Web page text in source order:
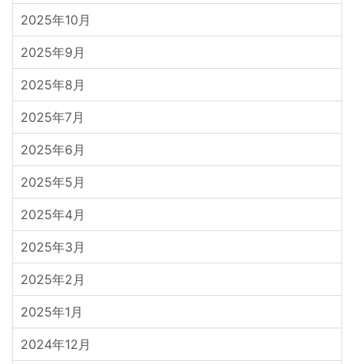
2025年10月
2025年9月
2025年8月
2025年7月
2025年6月
2025年5月
2025年4月
2025年3月
2025年2月
2025年1月
2024年12月